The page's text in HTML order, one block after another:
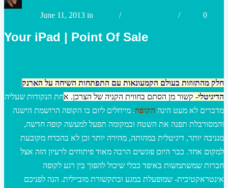
June 11, 2013 in / / 0
Your iPad | Point Of Sale
חלק מהתזוזות בעולם הקמעונאות עם התפתחות השיחה על הארנק
הדיגיטלי- קשור מן הסתם בחווית הקניה של הצרכן. אחת הנקודות שעליה
מדברים לא מעט הינה הקופה. מייחלים ליום בו הקופה הרושמת הישנה
והמסורבלת תפנה את השטח ובמקומה תפעל למעשה קופה חדשה,
מגניבה יותר, דיגיטלית במהותה, מהירה יותר וכן לא בהכרח מקובעת
למקום אחד. כבר היום פוגשים הרבה מאוד פיתוחים לרעיון הזה אצל
חברות שמשתמשות באיפד ככלי שיכול להפוך בִּין רגע לקופה
אינטראקטיבית- שמופעלת במגע ובתקשורת מוביילית. הנה לפניכם